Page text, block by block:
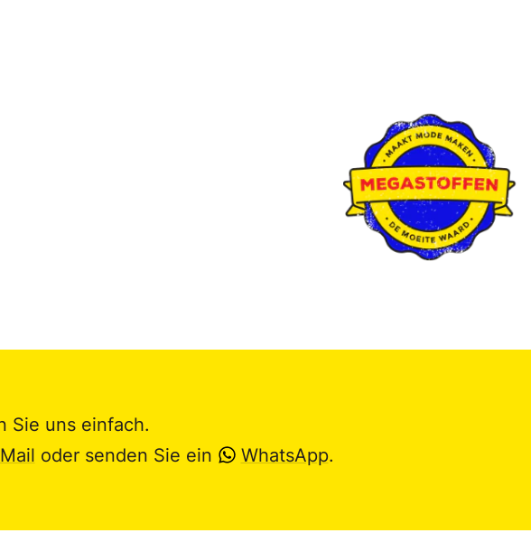
Sie uns einfach.
oder senden Sie ein WhatsApp.